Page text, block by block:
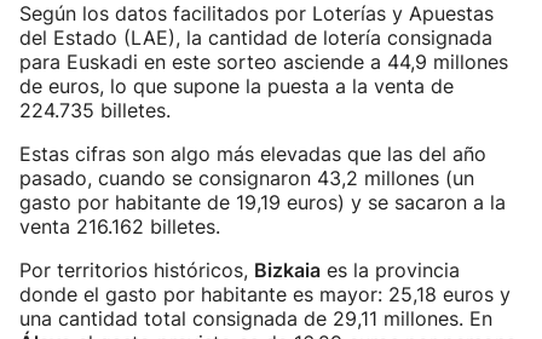
Según los datos facilitados por Loterías y Apuestas
del Estado (LAE), la cantidad de lotería consignada
para Euskadi en este sorteo asciende a 44,9 millones
de euros, lo que supone la puesta a la venta de
224.735 billetes.
Estas cifras son algo más elevadas que las del año
pasado, cuando se consignaron 43,2 millones (un
gasto por habitante de 19,19 euros) y se sacaron a la
venta 216.162 billetes.
Por territorios históricos, Bizkaia es la provincia
donde el gasto por habitante es mayor: 25,18 euros y
una cantidad total consignada de 29,11 millones. En